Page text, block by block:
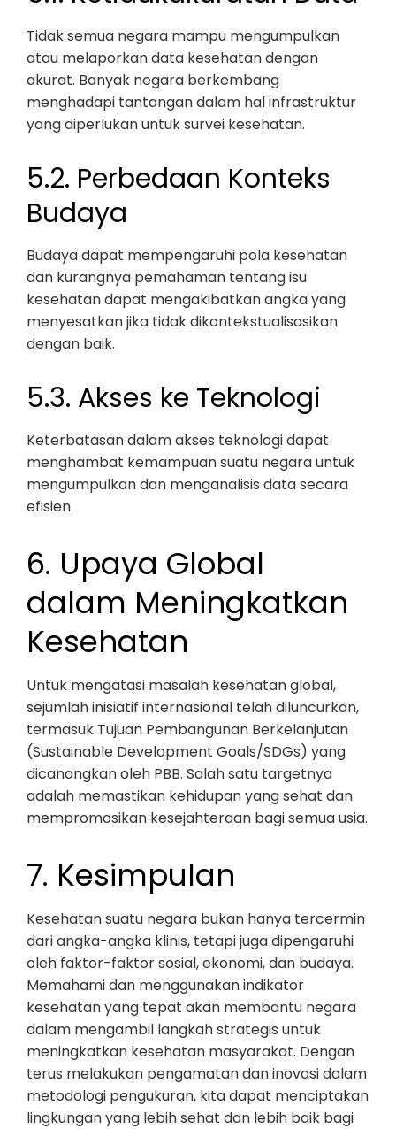
Tidak semua negara mampu mengumpulkan
atau melaporkan data kesehatan dengan
akurat. Banyak negara berkembang
menghadapi tantangan dalam hal infrastruktur
yang diperlukan untuk survei kesehatan.
5.2. Perbedaan Konteks
Budaya
Budaya dapat mempengaruhi pola kesehatan
dan kurangnya pemahaman tentang isu
kesehatan dapat mengakibatkan angka yang
menyesatkan jika tidak dikontekstualisasikan
dengan baik.
5.3. Akses ke Teknologi
Keterbatasan dalam akses teknologi dapat
menghambat kemampuan suatu negara untuk
mengumpulkan dan menganalisis data secara
efisien.
6. Upaya Global
dalam Meningkatkan
Kesehatan
Untuk mengatasi masalah kesehatan global,
sejumlah inisiatif internasional telah diluncurkan,
termasuk Tujuan Pembangunan Berkelanjutan
(Sustainable Development Goals/SDGs) yang
dicanangkan oleh PBB. Salah satu targetnya
adalah memastikan kehidupan yang sehat dan
mempromosikan kesejahteraan bagi semua usia.
7. Kesimpulan
Kesehatan suatu negara bukan hanya tercermin
dari angka-angka klinis, tetapi juga dipengaruhi
oleh faktor-faktor sosial, ekonomi, dan budaya.
Memahami dan menggunakan indikator
kesehatan yang tepat akan membantu negara
dalam mengambil langkah strategis untuk
meningkatkan kesehatan masyarakat. Dengan
terus melakukan pengamatan dan inovasi dalam
metodologi pengukuran, kita dapat menciptakan
lingkungan yang lebih sehat dan lebih baik bagi